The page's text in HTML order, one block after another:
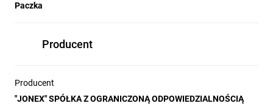
Paczka
Producent
Producent
"JONEX" SPÓŁKA Z OGRANICZONĄ ODPOWIEDZIALNOŚCIĄ